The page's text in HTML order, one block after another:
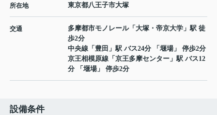
所在地 東京都八王子市大塚
交通 多摩都市モノレール「 大塚・帝京大学 」駅 徒
歩2分
中央線 「 豊田 」駅 バス24分 「堰場」 停歩2分
京王相模原線 「 京王多摩センター 」駅 バス12
分 「堰場」 停歩2分
設備条件